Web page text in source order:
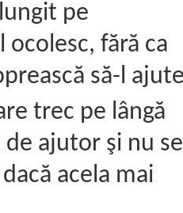
pe
ocolesc, fără ca
să-l
trec pe lângă
ajutor şi nu se
acela mai